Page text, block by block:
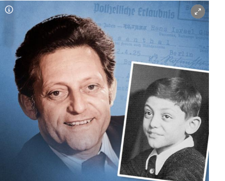
Copyright-Hinweis öffnen/schließen